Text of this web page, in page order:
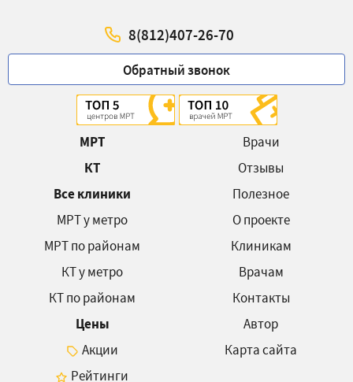
8(812)407-26-70
Обратный звонок
МРТ
КТ
Все клиники
МРТ у метро
МРТ по районам
КТ у метро
КТ по районам
Цены
Акции
Рейтинги
Врачи
Отзывы
Полезное
О проекте
Клиникам
Врачам
Контакты
Автор
Карта сайта